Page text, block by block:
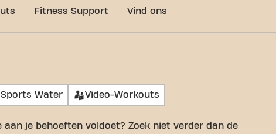
Fitness Support Vind ons
Water Video-Workouts
je behoeften voldoet? Zoek niet verder dan de